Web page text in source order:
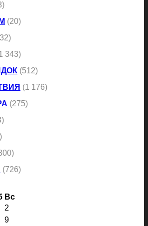
(20)
343)
(512)
(1 176)
(275)
(726)
Вс
2
9